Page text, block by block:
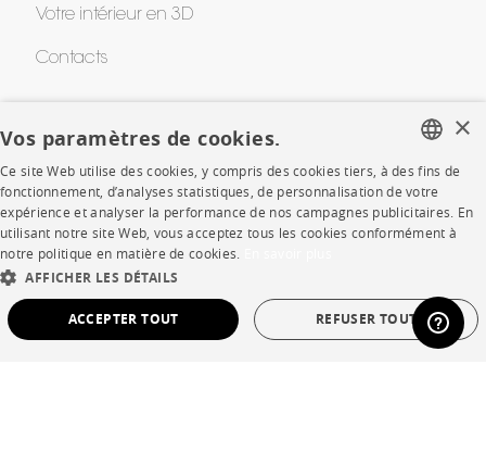
Votre intérieur en 3D
Contacts
CORPORATE
Rejoignez-nous
Devenir concessionnaire
Contract
FRENCH
ENGLISH
SPANISH
×
Vos paramètres de cookies.
Ce site Web utilise des cookies, y compris des cookies tiers, à des fins de
fonctionnement, d’analyses statistiques, de personnalisation de votre
expérience et analyser la performance de nos campagnes publicitaires. En
utilisant notre site Web, vous acceptez tous les cookies conformément à
notre politique en matière de cookies.
AFFICHER LES DÉTAILS
ACCEPTER TOUT REFUSER TOUT